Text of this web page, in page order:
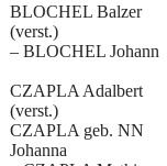
BLOCHEL Balzer
(verst.)
– BLOCHEL Johann
CZAPLA Adalbert
(verst.)
CZAPLA geb. NN
Johanna